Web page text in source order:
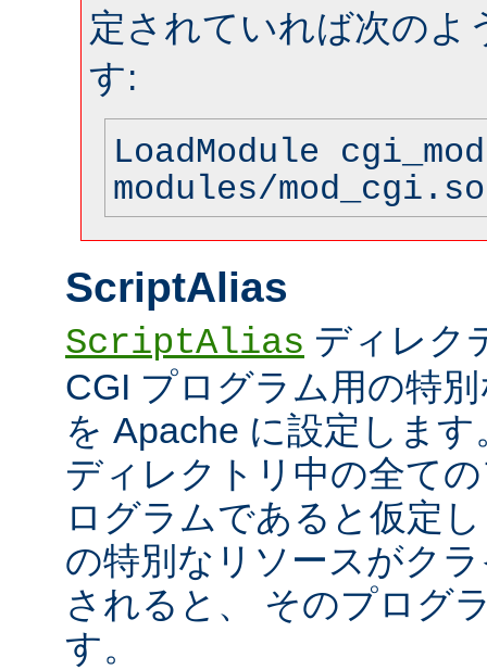
定されていれば次のよ
す:
LoadModule
modules/mod_cgi.so
ScriptAlias
ScriptAlias ディレク
CGI プログラム用の特
を Apache に設定しま
ディレクトリ中の全て
ログラムであると仮定
の特別なリソースがク
されると、 そのプログ
す。